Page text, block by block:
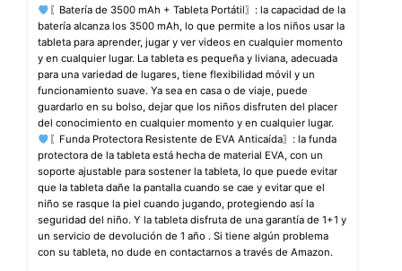
〖Batería de 3500 mAh + Tableta Portátil〗: la capacidad de la
batería alcanza los 3500 mAh, lo que permite a los niños usar la
tableta para aprender, jugar y ver videos en cualquier momento
y en cualquier lugar. La tableta es pequeña y liviana, adecuada
para una variedad de lugares, tiene flexibilidad móvil y un
funcionamiento suave. Ya sea en casa o de viaje, puede
guardarlo en su bolso, dejar que los niños disfruten del placer
del conocimiento en cualquier momento y en cualquier lugar.
〖Funda Protectora Resistente de EVA Anticaída〗: la funda
protectora de la tableta está hecha de material EVA, con un
soporte ajustable para sostener la tableta, lo que puede evitar
que la tableta dañe la pantalla cuando se cae y evitar que el
niño se rasque la piel cuando jugando, protegiendo así la
seguridad del niño. Y la tableta disfruta de una garantía de 1+1 y
un servicio de devolución de 1 año . Si tiene algún problema
con su tableta, no dude en contactarnos a través de Amazon.